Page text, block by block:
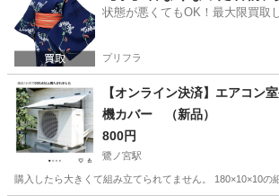
状態が悪くてもOK！最大限買取
プリフラ
【オンライン決済】エアコン
機カバー （新品）
800円
鷺ノ宮駅
購入したら大きくて組み立てられてません。 180×10×10